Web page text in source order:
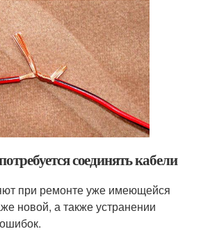
соединять кабели
при ремонте уже имеющейся
новой, а также устранении